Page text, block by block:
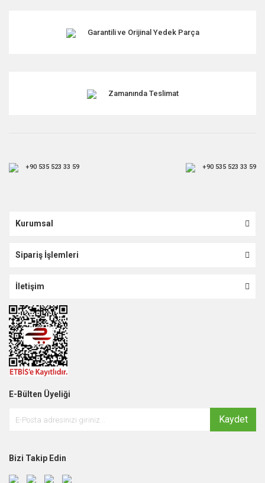
Garantili ve Orijinal Yedek Parça
Zamanında Teslimat
+90 535 523 33 59 +90 535 523 33 59
Kurumsal
Sipariş İşlemleri
İletişim
E-Bülten Üyeliği
Kaydet
Bizi Takip Edin